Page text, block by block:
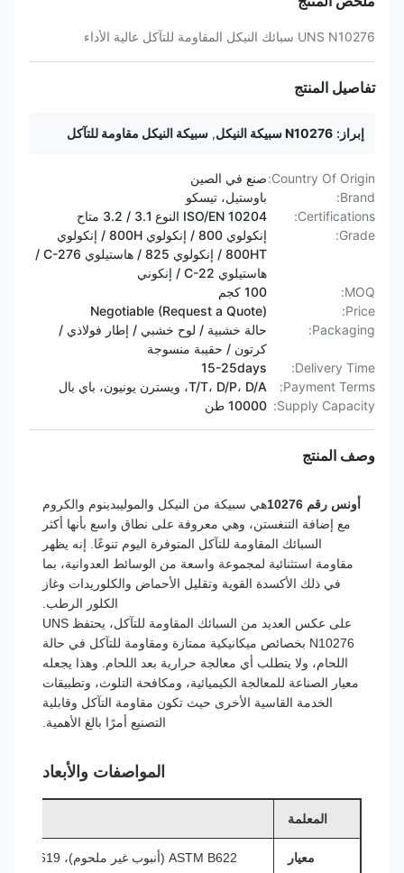
UNS N10276 سبائك النيكل المقاومة للتآكل عالية الأداء
تفاصيل المنتج
إبراز: N10276 سبيكة النيكل , سبيكة النيكل مقاومة للتآكل
Country Of Origin: صنع في الصين
Brand:
باوستيل، تيسكو
Certifications:
ISO/EN 10204 النوع 3.1 / 3.2 متاح
Grade:
إنكولوي 800 / إنكولوي 800H / إنكولوي
800HT / ​​إنكولوي 825 / هاستيلوي C-276 /
هاستيلوي C-22 / إنكوني
MOQ:
100 كجم
Price:
Negotiable (Request a Quote)
Packaging:
حالة خشبية / لوح خشبي / إطار فولاذي /
كرتون / حقيبة منسوجة
Delivery Time:
15-25days
Payment Terms:
T/T، D/P، D/A، ويسترن يونيون، باي بال
Supply Capacity:
10000 طن
وصف المنتج
أونس رقم 10276
هي سبيكة من النيكل والموليبدينوم والكروم
مع إضافة التنغستن، وهي معروفة على نطاق واسع بأنها أكثر
السبائك المقاومة للتآكل المتوفرة اليوم تنوعًا. إنه يظهر
مقاومة استثنائية لمجموعة واسعة من الوسائط العدوانية، بما
في ذلك الأكسدة القوية وتقليل الأحماض والكلوريدات وغاز
الكلور الرطب.
على عكس العديد من السبائك المقاومة للتآكل، يحتفظ UNS
N10276 بخصائص ميكانيكية ممتازة ومقاومة للتآكل في حالة
اللحام، ولا يتطلب أي معالجة حرارية بعد اللحام. وهذا يجعله
معيار الصناعة للمعالجة الكيميائية، ومكافحة التلوث، وتطبيقات
الخدمة القاسية الأخرى حيث تكون مقاومة التآكل وقابلية
التصنيع أمرًا بالغ الأهمية.
المواصفات والأبعاد
المعلمة
معيار